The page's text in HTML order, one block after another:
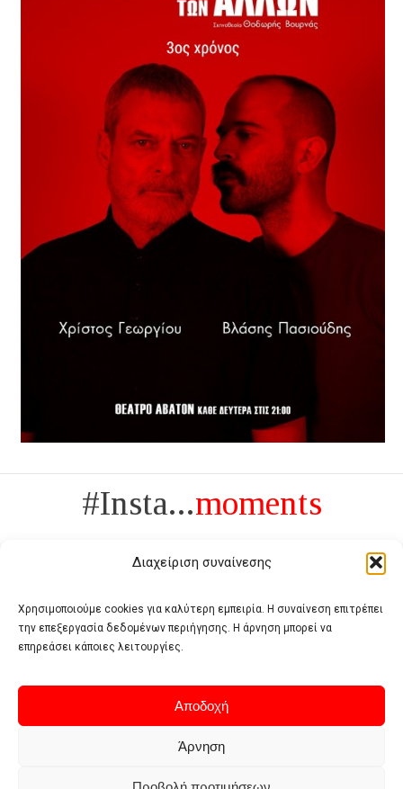
Διαχείριση συναίνεσης
Χρησιμοποιούμε cookies για καλύτερη εμπειρία. Η συναίνεση επιτρέπει
την επεξεργασία δεδομένων περιήγησης. Η άρνηση μπορεί να
επηρεάσει κάποιες λειτουργίες.
Αποδοχή
Άρνηση
#Insta...moments
Πολυτέλεια δεν είναι το αντίθετο της ανέχειας, είναι το αντίθετο της